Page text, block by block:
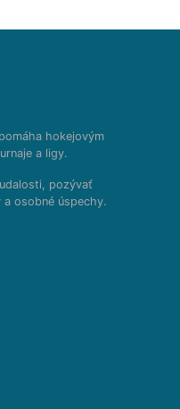
hokejovým
a ligy.
pozývať
osobné úspechy.